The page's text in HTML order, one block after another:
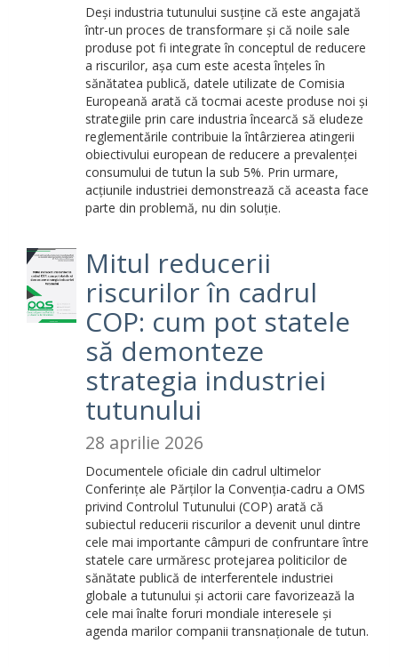
Deși industria tutunului susține că este angajată
într-un proces de transformare și că noile sale
produse pot fi integrate în conceptul de reducere
a riscurilor, așa cum este acesta înțeles în
sănătatea publică, datele utilizate de Comisia
Europeană arată că tocmai aceste produse noi și
strategiile prin care industria încearcă să eludeze
reglementările contribuie la întârzierea atingerii
obiectivului european de reducere a prevalenței
consumului de tutun la sub 5%. Prin urmare,
acțiunile industriei demonstrează că aceasta face
parte din problemă, nu din soluție.
Mitul reducerii
riscurilor în cadrul
COP: cum pot statele
să demonteze
strategia industriei
tutunului
28 aprilie 2026
Documentele oficiale din cadrul ultimelor
Conferințe ale Părților la Convenția-cadru a OMS
privind Controlul Tutunului (COP) arată că
subiectul reducerii riscurilor a devenit unul dintre
cele mai importante câmpuri de confruntare între
statele care urmăresc protejarea politicilor de
sănătate publică de interferentele industriei
globale a tutunului și actorii care favorizează la
cele mai înalte foruri mondiale interesele și
agenda marilor companii transnaționale de tutun.